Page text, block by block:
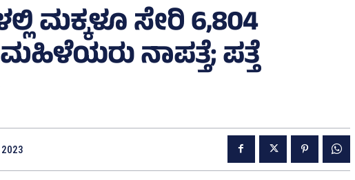
ಮಕ್ಕಳೂ ಸೇರಿ 6,804
ನಾಪತ್ತೆ; ಪತ್ತೆ